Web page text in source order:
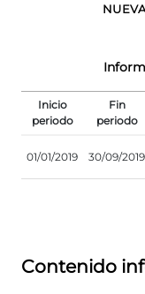
Inicio
periodo
Fin
periodo
01/01/2019 30/09/2019
Contenido